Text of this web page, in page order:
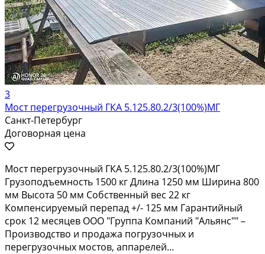
3
Мост перегрузочный ГКА 5.125.80.2/3(100%)МГ
Санкт-Петербург
Договорная цена
Мост перегрузочный ГКА 5.125.80.2/3(100%)МГ
Грузоподъемность 1500 кг Длина 1250 мм Ширина 800
мм Высота 50 мм Собственный вес 22 кг
Компенсируемый перепад +/- 125 мм Гарантийный
срок 12 месяцев ООО "Группа Компаний "Альянс"" –
Производство и продажа погрузочных и
перегрузочных мостов, аппарелей...